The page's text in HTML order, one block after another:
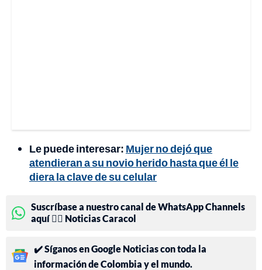
Le puede interesar: Mujer no dejó que
atendieran a su novio herido hasta que él le
diera la clave de su celular
Suscríbase a nuestro canal de WhatsApp Channels
aquí 👉🏻 Noticias Caracol
✔️ Síganos en Google Noticias con toda la
información de Colombia y el mundo.